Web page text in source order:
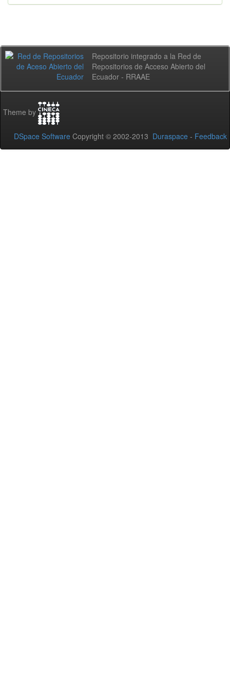
Repositorio integrado a la Red de
Repositorios de Acceso Abierto del
Ecuador - RRAAE
Theme by
DSpace Software Copyright © 2002-2013 Duraspace - Feedback